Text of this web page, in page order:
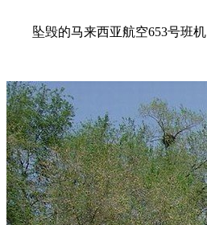
坠毁的马来西亚航空653号班机